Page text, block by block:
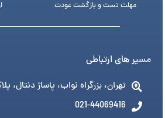
مهلت تست و بازگشت عودت
مسیر های ارتباطی
تهران، بزرگراه نواب، پاساژ دنتال، پلاک
021-44069416